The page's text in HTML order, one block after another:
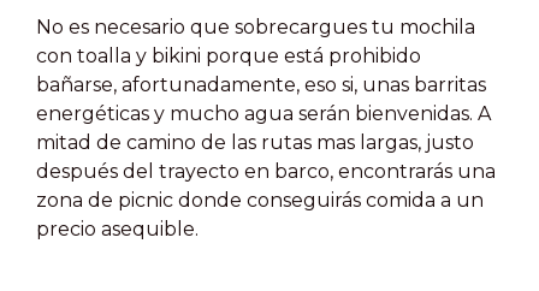
No es necesario que sobrecargues tu mochila
con toalla y bikini porque está prohibido
bañarse, afortunadamente, eso si, unas barritas
energéticas y mucho agua serán bienvenidas. A
mitad de camino de las rutas mas largas, justo
después del trayecto en barco, encontrarás una
zona de picnic donde conseguirás comida a un
precio asequible.